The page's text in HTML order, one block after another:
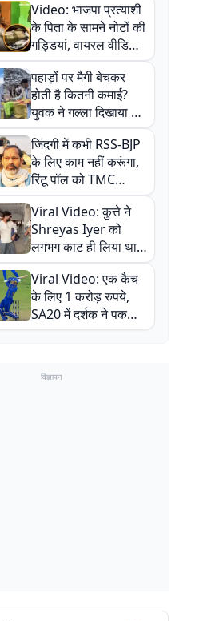
Video: भाजपा प्रत्याशी
के पिता के सामने नोटों की
गड्डियां, वायरल वीडियो
से राजनीति में उबाल,
अजित महतो बोले- TMC
की गंदी चाल
पहाड़ों पर मैगी बेचकर
होती है कितनी कमाई?
युवक ने गल्ला दिखाया तो
नौकरी वालों के खड़े हो गए
कान
जिंदगी में कभी RSS-BJP
के लिए काम नहीं करूंगा,
रिंटू पॉल को TMC
ऑफिस में ले जाकर पीटा,
Video वायरल
Viral Video: कुत्ते ने
Shreyas Iyer को
लगभग काट ही लिया था,
न्यूजीलैंड सीरीज से पहले
बाल-बाल बचे
Viral Video: एक कैच
के लिए 1 करोड़ रुपये,
SA20 में दर्शक ने पकड़ा
एक हाथ से गजब का कैच
विज्ञापन